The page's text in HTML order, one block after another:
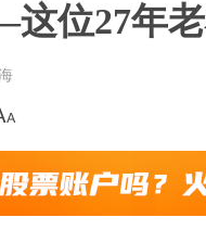
位27年